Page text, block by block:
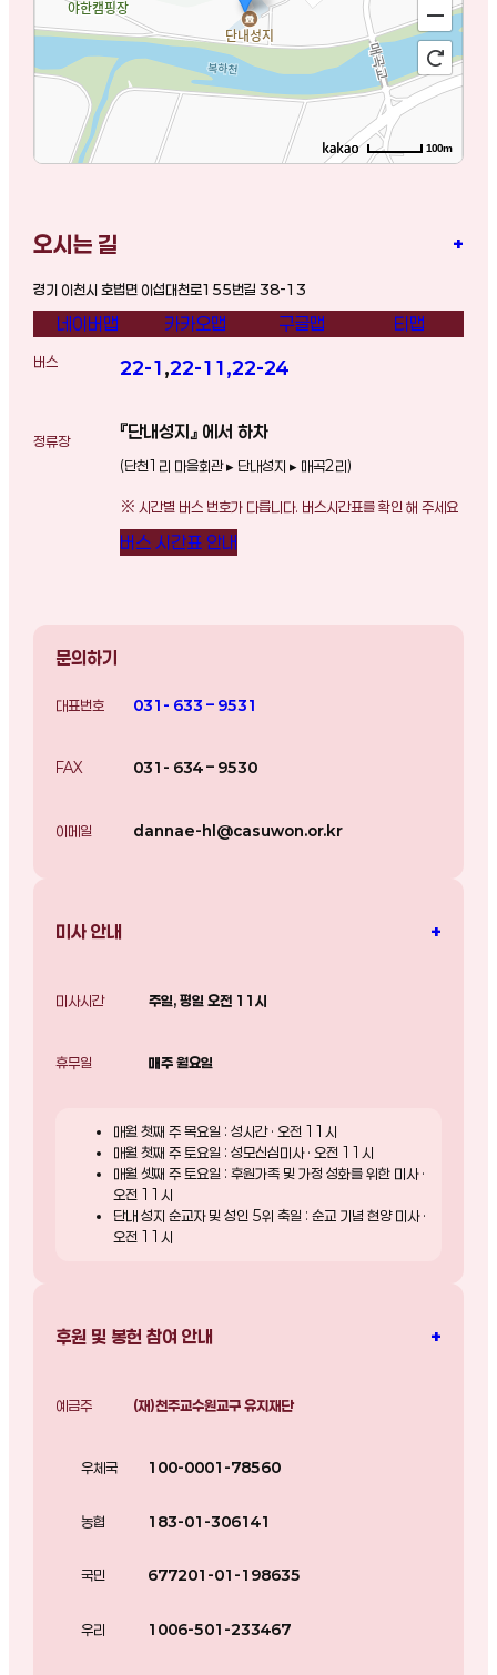
100m
오시는 길 +
경기 이천시 호법면 이섭대천로155번길 38-13
네이버맵 카카오맵 구글맵 티맵
버스 22-1 ,22-11 ,22-24
정류장
『단내성지』 에서 하차
(단천1리 마을회관 ▸ 단내성지 ▸ 매곡2리)
※ 시간별 버스 번호가 다릅니다. 버스시간표를 확인 해 주세요
버스 시간표 안내
문의하기
대표번호 031- 633 – 9531
FAX 031- 634 – 9530
이메일 dannae-hl@casuwon.or.kr
미사 안내 +
미사시간 주일, 평일 오전 11시
휴무일 매주 월요일
매월 첫째 주 목요일 : 성시간 · 오전 11시
매월 첫째 주 토요일 : 성모신심미사 · 오전 11시
매월 셋째 주 토요일 : 후원가족 및 가정 성화를 위한 미사 ·
오전 11시
단내 성지 순교자 및 성인 5위 축일 : 순교 기념 현양 미사 ·
오전 11시
후원 및 봉헌 참여 안내 +
예금주 (재)천주교수원교구 유지재단
우체국 100-0001-78560
농협 183-01-306141
국민 677201-01-198635
우리 1006-501-233467